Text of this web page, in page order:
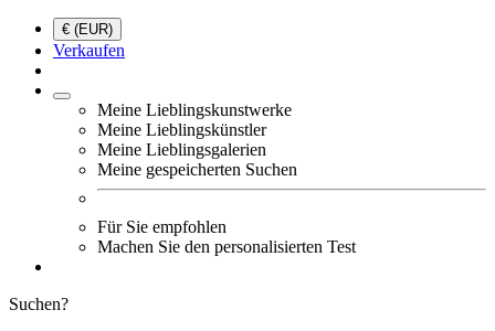
€ (EUR)
Verkaufen
Meine Lieblingskunstwerke
Meine Lieblingskünstler
Meine Lieblingsgalerien
Meine gespeicherten Suchen
Für Sie empfohlen
Machen Sie den personalisierten Test
Suchen?